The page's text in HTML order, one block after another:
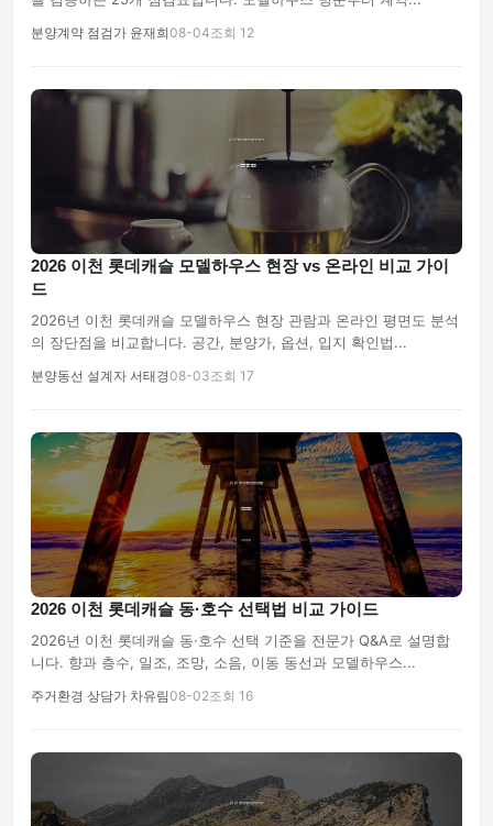
분양계약 점검가 윤재희08-04조회 12
2026 이천 롯데캐슬 모델하우스 현장 vs 온라인 비교 가이
드
2026년 이천 롯데캐슬 모델하우스 현장 관람과 온라인 평면도 분석
의 장단점을 비교합니다. 공간, 분양가, 옵션, 입지 확인법...
분양동선 설계자 서태경08-03조회 17
2026 이천 롯데캐슬 동·호수 선택법 비교 가이드
2026년 이천 롯데캐슬 동·호수 선택 기준을 전문가 Q&A로 설명합
니다. 향과 층수, 일조, 조망, 소음, 이동 동선과 모델하우스...
주거환경 상담가 차유림08-02조회 16